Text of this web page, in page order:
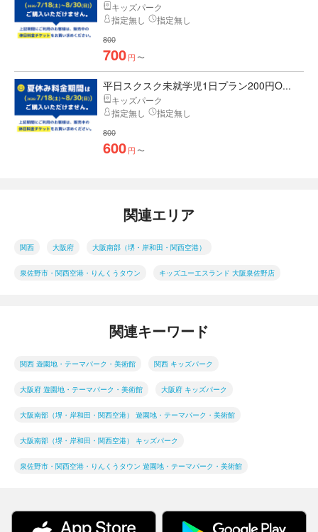
キッズパーク
指定無し
指定無し
800
700円 〜
平日スクスク未就学児1日プラン200円O...
キッズパーク
指定無し
指定無し
800
600円 〜
関連エリア
関西 大阪府 大阪南部（堺・岸和田・関西空港）
泉佐野市・関西空港・りんくうタウン キッズユーエスランド 大阪泉佐野店
関連キーワード
関西 遊園地・テーマパーク・美術館 関西 キッズパーク
大阪府 遊園地・テーマパーク・美術館 大阪府 キッズパーク
大阪南部（堺・岸和田・関西空港） 遊園地・テーマパーク・美術館
大阪南部（堺・岸和田・関西空港） キッズパーク
泉佐野市・関西空港・りんくうタウン 遊園地・テーマパーク・美術館